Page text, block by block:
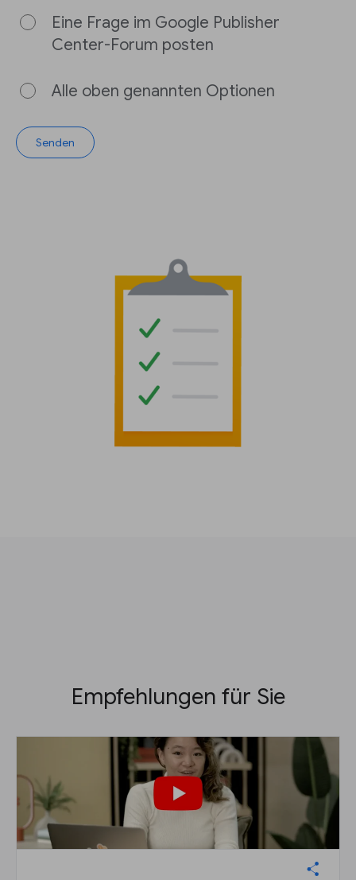
Eine Frage im Google Publisher
Center-Forum posten
Alle oben genannten Optionen
Senden
Empfehlungen für Sie